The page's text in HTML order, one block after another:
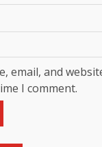
email, and
I comment.